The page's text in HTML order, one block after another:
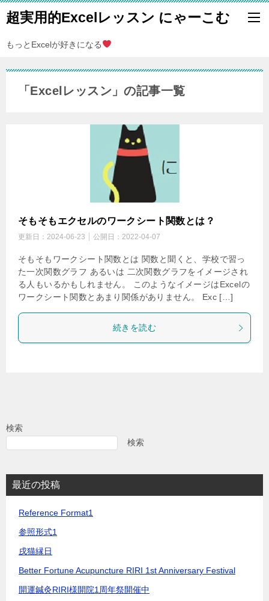
超実用的Excelレッスン にゃーこむ
もっとExcelが好きになる
「Excelレッスン」の記事一覧
そもそもエクセルのワークシート関数とは？
更新日： 2024-06-23 公開日： 2022-04-07
そもそもワークシート関数とは 関数と聞くと、学校で習っ
た一次関数グラフ あるいは 二次関数グラフをイメージされ
る人もいるかもしれません。 このようなイメージはExcelの
ワークシート関数とあまり関係がありません。 Exc […]
続きを読む
検索
検索
最近の投稿
Reference Format1
参照形式1
戌猫縁日
Better Fortune Acupuncture RIRI 1st Anniversary Festival
開運鍼灸RIRI様開院1周年祭開催中